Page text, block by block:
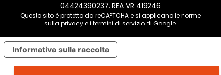
04424390237. REA VR 419246
Questo sito è protetto da reCAPTCHA e si applicano le norme
sulla privacye i termini di serviziodi Google.
Informativa sulla raccolta